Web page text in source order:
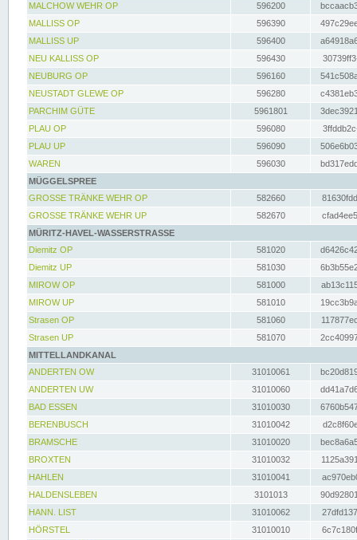
MALCHOW WEHR OP
596200
MALLISS OP
596390
MALLISS UP
596400
NEU KALLISS OP
596430
NEUBURG OP
596160
NEUSTADT GLEWE OP
596280
PARCHIM GÜTE
5961801
PLAU OP
596080
PLAU UP
596090
WAREN
596030
MÜGGELSPREE
GROSSE TRÄNKE WEHR OP
582660
GROSSE TRÄNKE WEHR UP
582670
MÜRITZ-HAVEL-WASSERSTRASSE
Diemitz OP
581020
Diemitz UP
581030
MIROW OP
581000
MIROW UP
581010
Strasen OP
581060
Strasen UP
581070
MITTELLANDKANAL
ANDERTEN OW
31010061
ANDERTEN UW
31010060
BAD ESSEN
31010030
BERENBUSCH
31010042
BRAMSCHE
31010020
BROXTEN
31010032
HAHLEN
31010041
HALDENSLEBEN
3101013
HANN. LIST
31010062
HÖRSTEL
31010010